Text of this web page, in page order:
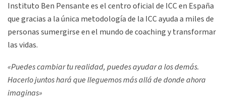
Instituto Ben Pensante es el centro oficial de ICC en España
que gracias a la única metodología de la ICC ayuda a miles de
personas sumergirse en el mundo de coaching y transformar
las vidas.
«Puedes cambiar tu realidad, puedes ayudar a los demás.
Hacerlo juntos hará que lleguemos más allá de donde ahora
imaginas»